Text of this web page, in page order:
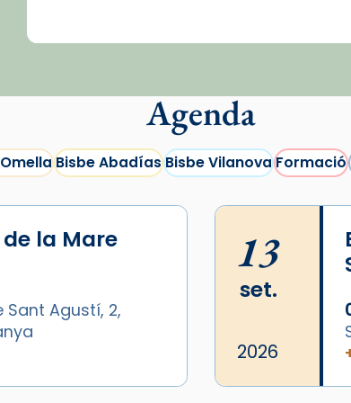
Agenda
Bisbe AbadíasBisbe VilanovaFormació
la Mare
Agustí, 2,
13
set.
2026